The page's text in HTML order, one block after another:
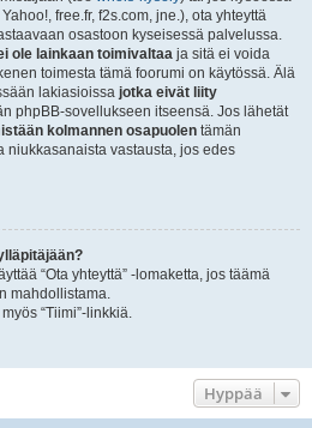
free.fr, f2s.com, jne.), ota yhteyttä
osastoon kyseisessä palvelussa.
ole lainkaan toimivaltaa ja sitä ei voida
toimesta tämä foorumi on käytössä. Älä
lakiasioissa jotka eivät liity
phpBB-sovellukseen itseensä. Jos lähetät
kolmannen osapuolen tämän
niukkasanaista vastausta, jos edes
“Ota yhteyttä” -lomaketta, jos täämä
mahdollistama.
“Tiimi”-linkkiä.
Hyppää